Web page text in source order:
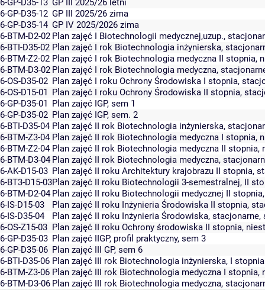
6-GP-D35-13 GP III 2025/26 letni
6-GP-D35-12 GP III 2025/26 zima
6-GP-D35-14 GP IV 2025/2026 zima
6-BTM-D2-02 Plan zajęć I Biotechnologii medycznej,uzup.,
6-BTI-D35-02 Plan zajęć I rok Biotechnologia inżynierska,
6-BTM-Z2-02 Plan zajęć I rok Biotechnologia medyczna II stopnia,
6-BTM-D3-02 Plan zajęć I rok Biotechnologia medyczna,
6-OS-D35-02 Plan zajęć I roku Ochrony Środowiska I stopnia,
6-OS-D15-01 Plan zajęć I roku Ochrony Środowiska II stopnia,
6-GP-D35-01 Plan zajęć IGP, sem 1
6-GP-D35-02 Plan zajęć IGP, sem. 2
6-BTI-D35-04 Plan zajęć II rok Biotechnologia inżynierska,
6-BTM-Z3-04 Plan zajęć II rok Biotechnologia medyczna I stopnia,
6-BTM-Z2-04 Plan zajęć II rok Biotechnologia medyczna II
6-BTM-D3-04 Plan zajęć II rok Biotechnologia medyczna,
6-AK-D15-03 Plan zajęć II roku Architektury krajobrazu II stopnia,
6-BT3-D15-03Plan zajęć II roku Biotechnologii 3-semestralnej, II
6-BTM-D2-04 Plan zajęć II roku Biotechnologii medycznej II
6-IS-D15-03
Plan zajęć II roku Inżynieria Środowiska II stopnia,
6-IS-D35-04
Plan zajęć II roku Inżynieria Środowiska, stacjonarne,
6-OS-Z15-03 Plan zajęć II roku Ochrony środowiska II stopnia,
6-GP-D35-03 Plan zajęć IIGP, profil praktyczny, sem 3
6-GP-D35-06 Plan zajęć III GP, sem 6
6-BTI-D35-06 Plan zajęć III rok Biotechnologia inżynierska, I
6-BTM-Z3-06 Plan zajęć III rok Biotechnologia medyczna I
6-BTM-D3-06 Plan zajęć III rok Biotechnologia medyczna,